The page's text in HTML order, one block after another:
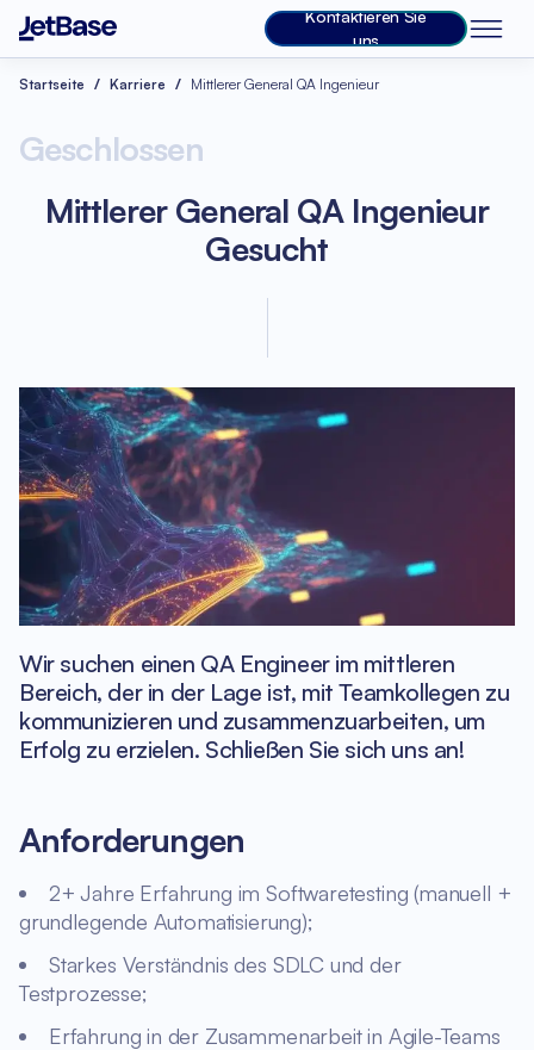
Kontaktieren Sie
uns
Startseite Karriere Mittlerer General QA Ingenieur
Geschlossen
Mittlerer General QA Ingenieur
Gesucht
Wir suchen einen QA Engineer im mittleren
Bereich, der in der Lage ist, mit Teamkollegen zu
kommunizieren und zusammenzuarbeiten, um
Erfolg zu erzielen. Schließen Sie sich uns an!
Anforderungen
2+ Jahre Erfahrung im Softwaretesting (manuell +
grundlegende Automatisierung);
Starkes Verständnis des SDLC und der
Testprozesse;
Erfahrung in der Zusammenarbeit in Agile-Teams